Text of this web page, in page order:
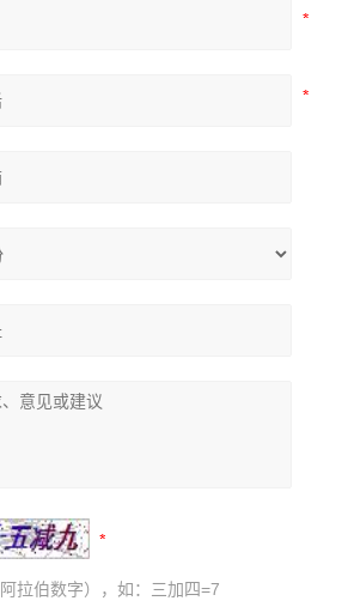
拉伯数字），如：三加四=7